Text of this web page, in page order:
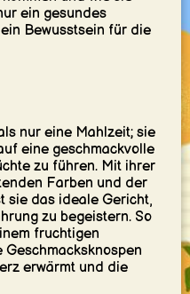
ein gesundes
Bewusstsein für die
nur eine Mahlzeit; sie
eine geschmackvolle
zu führen. Mit ihrer
Farben und der
sie das ideale Gericht,
zu begeistern. So
fruchtigen
erwärmt und die